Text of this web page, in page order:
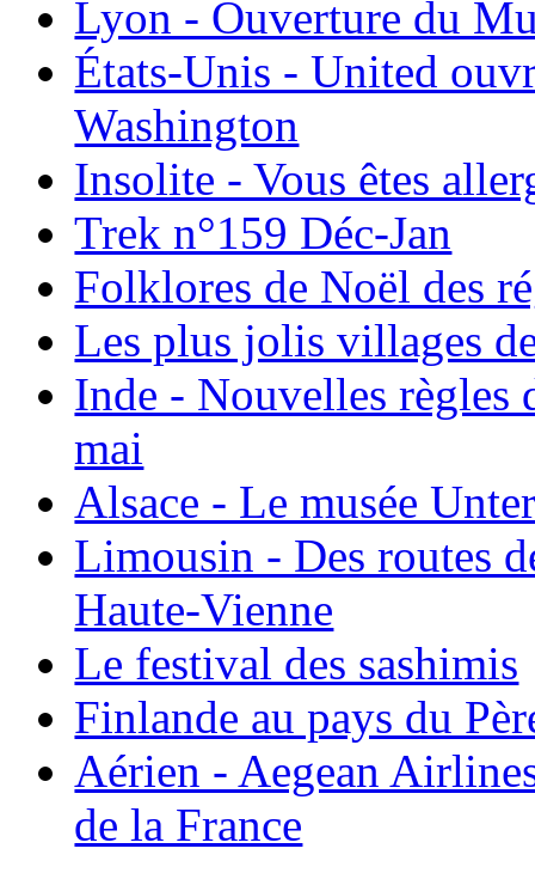
Lyon - Ouverture du
États-Unis - United
Washington
Insolite - Vous êtes
Trek n°159 Déc-Jan
Folklores de Noël des
Les plus jolis villages
Inde - Nouvelles règles
mai
Alsace - Le musée
Limousin - Des routes
Haute-Vienne
Le festival des sashimis
Finlande au pays du
Aérien - Aegean
de la France